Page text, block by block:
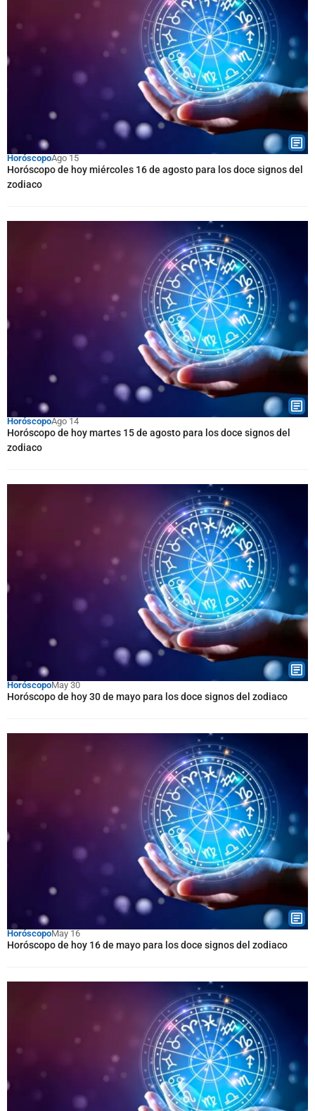
HoróscopoAgo 15
Horóscopo de hoy miércoles 16 de agosto para los doce signos del
zodiaco
HoróscopoAgo 14
Horóscopo de hoy martes 15 de agosto para los doce signos del
zodiaco
HoróscopoMay 30
Horóscopo de hoy 30 de mayo para los doce signos del zodiaco
HoróscopoMay 16
Horóscopo de hoy 16 de mayo para los doce signos del zodiaco